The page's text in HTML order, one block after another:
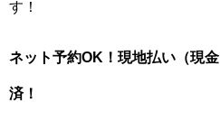
す！
ネット予約OK！現地払い（現金
済！